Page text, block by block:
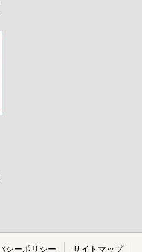
シーポリシー サイトマップ